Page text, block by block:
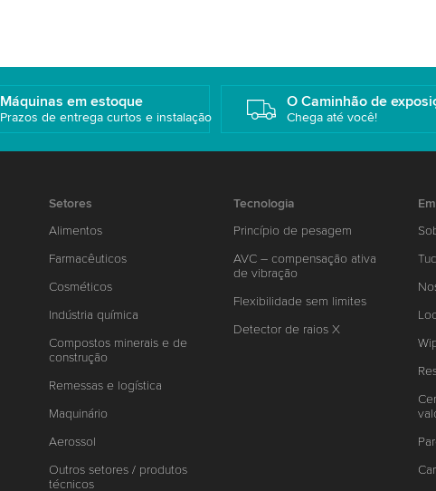
Máquinas em estoque
Prazos de entrega curtos e instalação
O Caminhão de
Chega até você!
Setores
Alimentos
Farmacêuticos
Cosméticos
Indústria química
Compostos minerais e de
construção
Remessas e logística
Maquinário
Aerossol
Outros setores / produtos
técnicos
Tecnologia
Princípio de pesagem
AVC – compensação ativa
de vibração
Flexibilidade sem limites
Detector de raios X